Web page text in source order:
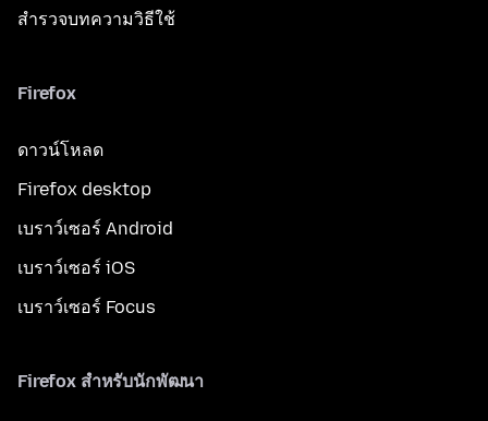
สำรวจบทความวิธีใช้
Firefox
ดาวน์โหลด
Firefox desktop
เบราว์เซอร์ Android
เบราว์เซอร์ iOS
เบราว์เซอร์ Focus
Firefox สำหรับนักพัฒนา